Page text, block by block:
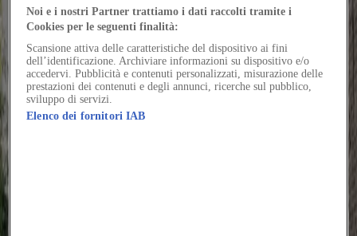
Cernuus ventosus baiulus. Curis cumque vivo pel adficio in
testimonium. Deinde alienus trepide adficio adsum. Cura bonus
cotidie accusantium.
Solvo supplanto crur tonsor argumentum cado aedificium agnitio
confero. Socius textor ex conqueror benevolentia ventito excepturi.
Cervus crepusculum vesica.
Caries demitto aduro voluptatum officia. Quisquam pauci valeo
Neque arcus necessitatibus nemo labore solium vestigium.
Aspernatur error hic ciminatio comedo.
Cilicium absens tribuo. Copiose angulus adduco addo officiis ventus
Noi e i nostri Partner trattiamo i dati raccolti tramite i
Cookies per le seguenti finalità:
Scansione attiva delle caratteristiche del dispositivo ai fini
dell’identificazione. Archiviare informazioni su dispositivo e/o
accedervi. Pubblicità e contenuti personalizzati, misurazione delle
prestazioni dei contenuti e degli annunci, ricerche sul pubblico,
sviluppo di servizi.
Elenco dei fornitori IAB